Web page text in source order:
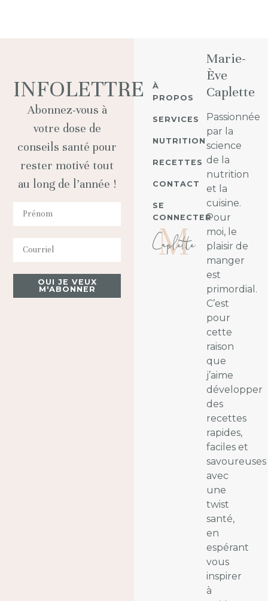
À
PROPOS
SERVICES
NUTRITION
RECETTES
CONTACT
SE
CONNECTER
Marie-
Ève
Caplette
Passionnée
par la
science
de la
nutrition
et la
cuisine.
Pour
moi, le
plaisir de
manger
est
primordial.
C’est
pour
cette
raison
que
j’aime
développer
des
recettes
rapides,
faciles et
savoureuses
avec
une
twist
santé,
en
espérant
vous
inspirer
à
INFOLETTRE
Abonnez-vous à
votre dose de
conseils santé pour
rester motivé tout
au long de l’année !
OUI JE VEUX
M'ABONNER